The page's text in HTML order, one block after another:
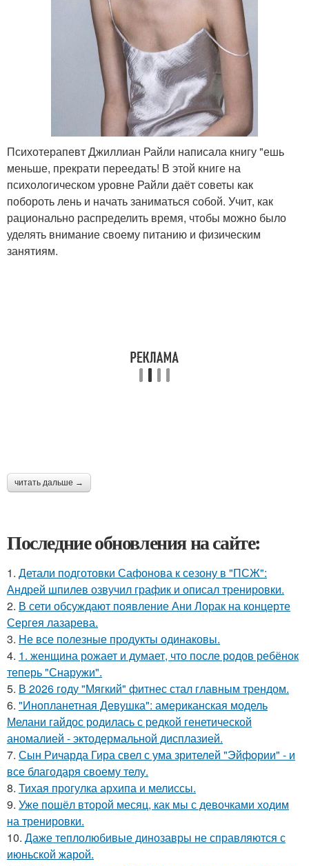
Психотерапевт Джиллиан Райли написала книгу "ешь
меньше, прекрати переедать! В этой книге на
психологическом уровне Райли даёт советы как
побороть лень и начать заниматься собой. Учит, как
рационально распределить время, чтобы можно было
уделять внимание своему питанию и физическим
занятиям.
читать дальше →
Последние обновления на сайте:
1. Детали подготовки Сафонова к сезону в "ПСЖ":
Андрей шпилев озвучил график и описал тренировки.
2. В сети обсуждают появление Ани Лорак на концерте
Сергея лазарева.
3. Не все полезные продукты одинаковы.
4. 1. женщина рожает и думает, что после родов ребёнок
теперь "Снаружи".
5. В 2026 году "Мягкий" фитнес стал главным трендом.
6. "Инопланетная Девушка": американская модель
Мелани гайдос родилась с редкой генетической
аномалией - эктодермальной дисплазией.
7. Сын Ричарда Гира свел с ума зрителей "Эйфории" - и
все благодаря своему телу.
8. Тихая прогулка архипа и мелиссы.
9. Уже пошёл второй месяц, как мы с девочками ходим
на тренировки.
10. Даже теплолюбивые динозавры не справляются с
июньской жарой.